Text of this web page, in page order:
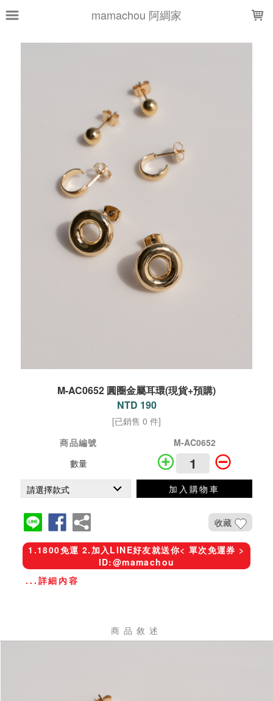
mamachou 阿綢家
M-AC0652 圓圈金屬耳環(現貨+預購)
NTD 190
[已銷售 0 件]
商品編號
M-AC0652
數量
加入購物車
收藏
1.1800免運 2.加入LINE好友就送你< 單次免運券 >
ID:@mamachou
...詳細內容
商品敘述